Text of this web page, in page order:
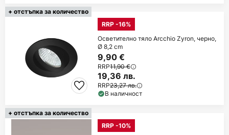
+ отстъпка за количество
RRP -16%
Осветително тяло Arcchio Zyron, черно,
Ø 8,2 cm
9,90 €
RRP11,90 €
19,36 лв.
RRP23,27 лв.
В наличност
+ отстъпка за количество
RRP -10%